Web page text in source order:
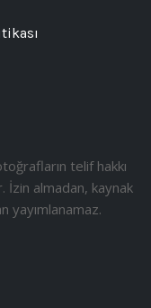
telif hakkı
İzin almadan, kaynak
yayımlanamaz.